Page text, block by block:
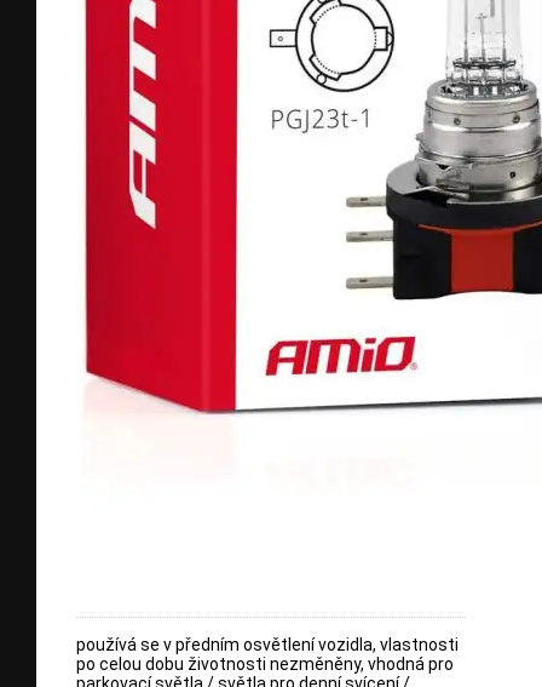
používá se v předním osvětlení vozidla, vlastnosti
po celou dobu životnosti nezměněny, vhodná pro
parkovací světla / světla pro denní svícení /